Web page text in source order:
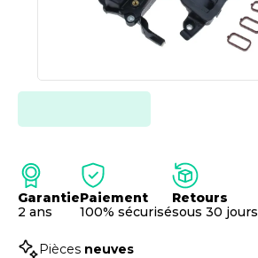
Garantie
2 ans
Paiement
100% sécurisé
Retours
sous 30 jours
Pièces neuves